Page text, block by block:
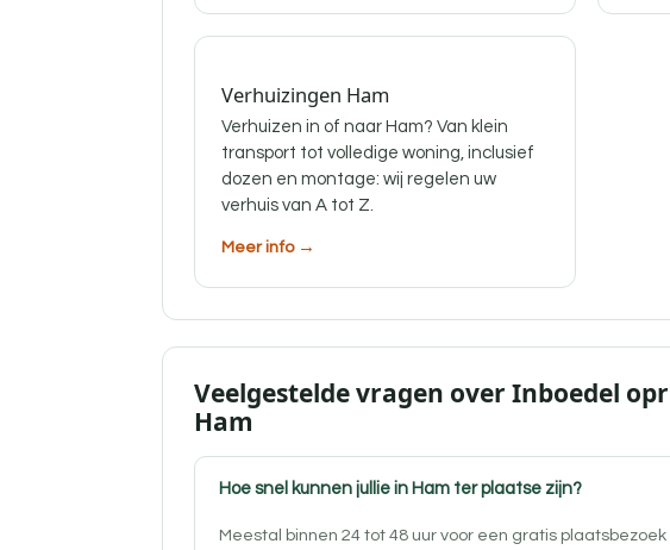
Verhuizingen Ham
Verhuizen in of naar Ham? Van klein
transport tot volledige woning, inclusief
dozen en montage: wij regelen uw
verhuis van A tot Z.
Meer info →
Veelgestelde vragen over Inboedel
Ham
Hoe snel kunnen jullie in Ham ter plaatse zijn?
Meestal binnen 24 tot 48 uur voor een gratis